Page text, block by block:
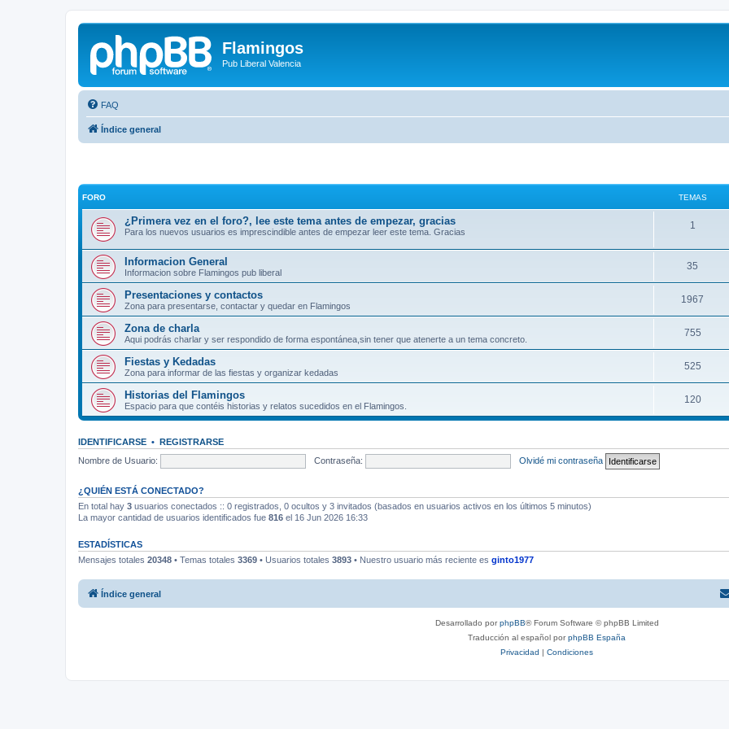
Flamingos
Pub Liberal Valencia
FAQ
Índice general
FORO TEMAS
¿Primera vez en el foro?, lee este tema antes de empezar, gracias
Para los nuevos usuarios es imprescindible antes de empezar leer este tema. Gracias
1
Informacion General
Informacion sobre Flamingos pub liberal
35
Presentaciones y contactos
Zona para presentarse, contactar y quedar en Flamingos
1967
Zona de charla
Aqui podrás charlar y ser respondido de forma espontánea,sin tener que atenerte a un tema concreto.
755
Fiestas y Kedadas
Zona para informar de las fiestas y organizar kedadas
525
Historias del Flamingos
Espacio para que contéis historias y relatos sucedidos en el Flamingos.
120
IDENTIFICARSE • REGISTRARSE
Nombre de Usuario:
Contraseña: Olvidé mi contraseña
¿QUIÉN ESTÁ CONECTADO?
En total hay 3 usuarios conectados :: 0 registrados, 0 ocultos y 3 invitados (basados en usuarios activos en los últimos 5 minutos)
La mayor cantidad de usuarios identificados fue 816 el 16 Jun 2026 16:33
ESTADÍSTICAS
Mensajes totales 20348 • Temas totales 3369 • Usuarios totales 3893 • Nuestro usuario más reciente es ginto1977
Índice general
Desarrollado porphpBB® Forum Software © phpBB Limited
Traducción al español porphpBB España
Privacidad | Condiciones